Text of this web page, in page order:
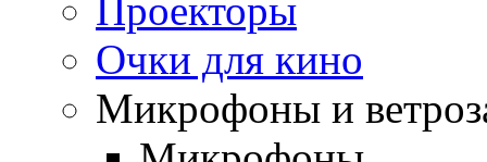
Проекторы
Очки для кино
Микрофоны и